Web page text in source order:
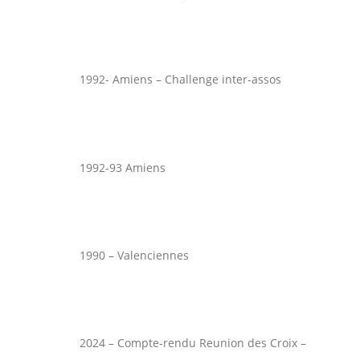
1992- Amiens – Challenge inter-assos
1992-93 Amiens
1990 – Valenciennes
2024 – Compte-rendu Reunion des Croix –